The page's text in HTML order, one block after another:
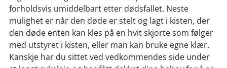
forholdsvis umiddelbart etter dødsfallet. Neste
mulighet er når den døde er stelt og lagt i kisten, der
den døde enten kan kles på en hvit skjorte som følger
med utstyret i kisten, eller man kan bruke egne klær.
Kanskje har du sittet ved vedkommendes side under